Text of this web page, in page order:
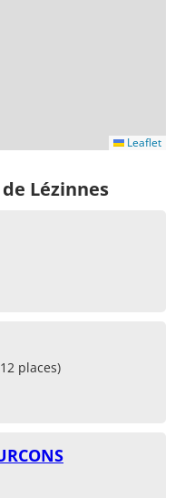
Leaflet
Lézinnes
places)